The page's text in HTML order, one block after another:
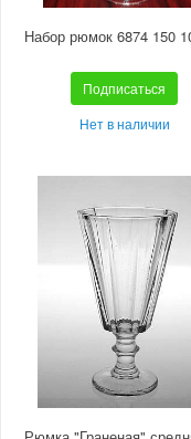
Подписаться
Нет в наличии